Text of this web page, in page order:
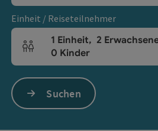
öffnen
Maps öffnen
Einheit / Reiseteilnehmer
Einheitenanzahl und
1 Einheit, 2
0 Kinder
Suchen